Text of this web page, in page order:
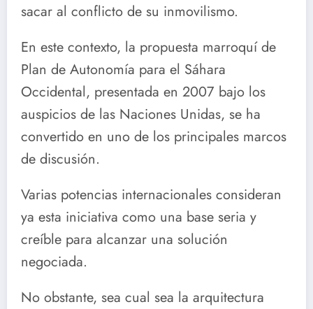
sacar al conflicto de su inmovilismo.
En este contexto, la propuesta marroquí de
Plan de Autonomía para el Sáhara
Occidental, presentada en 2007 bajo los
auspicios de las Naciones Unidas, se ha
convertido en uno de los principales marcos
de discusión.
Varias potencias internacionales consideran
ya esta iniciativa como una base seria y
creíble para alcanzar una solución
negociada.
No obstante, sea cual sea la arquitectura